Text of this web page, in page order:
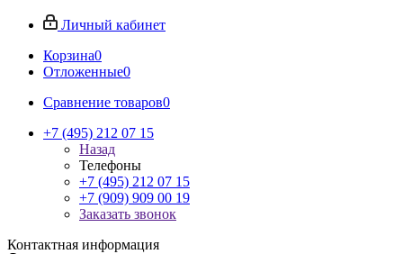
Личный кабинет
Корзина0
Отложенные0
Сравнение товаров0
+7 (495) 212 07 15
Назад
Телефоны
+7 (495) 212 07 15
+7 (909) 909 00 19
Заказать звонок
Контактная информация